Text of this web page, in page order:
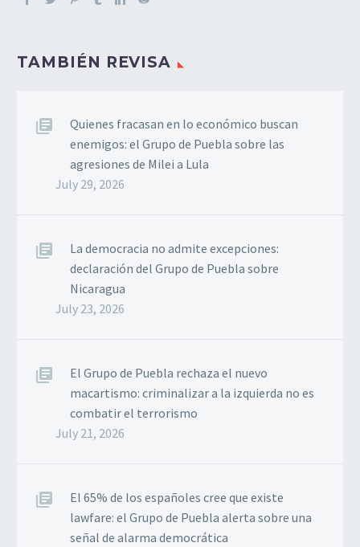
TAMBIÉN REVISA
Quienes fracasan en lo económico buscan
enemigos: el Grupo de Puebla sobre las
agresiones de Milei a Lula
July 29, 2026
La democracia no admite excepciones:
declaración del Grupo de Puebla sobre
Nicaragua
July 23, 2026
El Grupo de Puebla rechaza el nuevo
macartismo: criminalizar a la izquierda no es
combatir el terrorismo
July 21, 2026
El 65% de los españoles cree que existe
lawfare: el Grupo de Puebla alerta sobre una
señal de alarma democrática